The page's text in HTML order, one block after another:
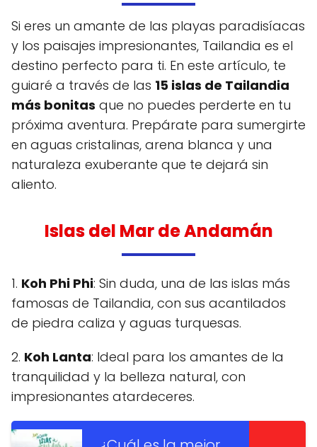
Si eres un amante de las playas paradisíacas
y los paisajes impresionantes, Tailandia es el
destino perfecto para ti. En este artículo, te
guiaré a través de las 15 islas de Tailandia
más bonitas que no puedes perderte en tu
próxima aventura. Prepárate para sumergirte
en aguas cristalinas, arena blanca y una
naturaleza exuberante que te dejará sin
aliento.
Islas del Mar de Andamán
1. Koh Phi Phi: Sin duda, una de las islas más
famosas de Tailandia, con sus acantilados
de piedra caliza y aguas turquesas.
2. Koh Lanta: Ideal para los amantes de la
tranquilidad y la belleza natural, con
impresionantes atardeceres.